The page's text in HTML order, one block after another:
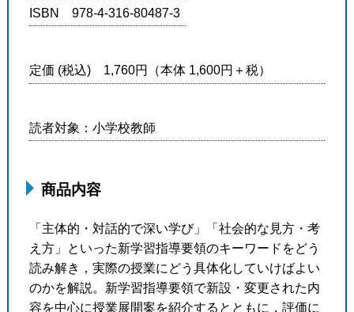
ISBN 978-4-316-80487-3
定価 (税込) 1,760円（本体 1,600円＋税）
読者対象：小学校教師
商品内容
「主体的・対話的で深い学び」「社会的な見方・考
え方」といった新学習指導要領のキーワードをどう
読み解き，実際の授業にどう具体化していけばよい
のかを解説。新学習指導要領で新設・変更された内
容を中心に授業展開案を紹介するとともに，評価に